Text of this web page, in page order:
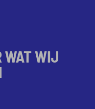
WAT WIJ